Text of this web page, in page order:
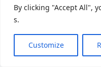
By clicking "Accept All",
s.
Customize